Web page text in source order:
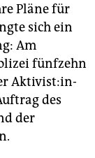
Pläne für
sich ein
Am
fünfzehn
Ak­ti­vis­t:in­
des
der